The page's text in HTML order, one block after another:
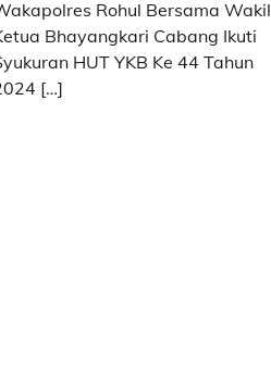
Rohul Bersama Wakil
Bhayangkari Cabang Ikuti
HUT YKB Ke 44 Tahun
[…]